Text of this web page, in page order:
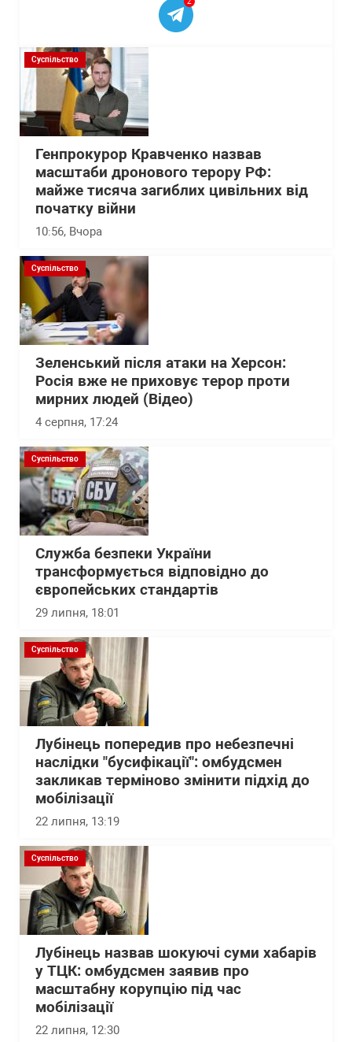
Суспільство
Генпрокурор Кравченко назвав
масштаби дронового терору РФ:
майже тисяча загиблих цивільних від
початку війни
10:56, Вчора
Суспільство
Зеленський після атаки на Херсон:
Росія вже не приховує терор проти
мирних людей (Відео)
4 серпня, 17:24
Суспільство
Служба безпеки України
трансформується відповідно до
європейських стандартів
29 липня, 18:01
Суспільство
Лубінець попередив про небезпечні
наслідки "бусифікації": омбудсмен
закликав терміново змінити підхід до
мобілізації
22 липня, 13:19
Суспільство
Лубінець назвав шокуючі суми хабарів
у ТЦК: омбудсмен заявив про
масштабну корупцію під час
мобілізації
22 липня, 12:30